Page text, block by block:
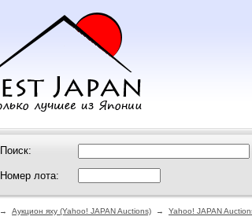
Поиск:
Номер лота:
→ Аукцион яху (Yahoo! JAPAN Auctions) → Yahoo! JAPAN